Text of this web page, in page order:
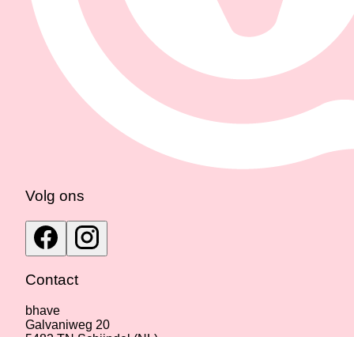
Volg ons
Contact
bhave
Galvaniweg 20